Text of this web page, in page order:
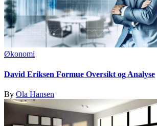
Økonomi
David Eriksen Formue Oversikt og Analyse
By Ola Hansen